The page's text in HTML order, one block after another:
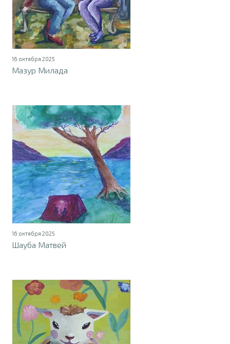
16 октября 2025
Мазур Милада
16 октября 2025
Шауба Матвей